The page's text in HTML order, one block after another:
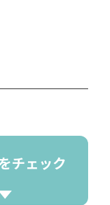
チェック